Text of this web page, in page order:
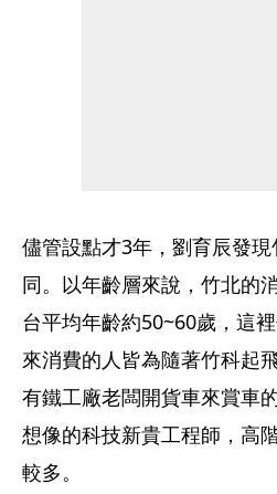
儘管設點才3年，劉育辰發
同。以年齡層來說，竹北的
台平均年齡約50~60歲，這
來消費的人皆為隨著竹科起
有鐵工廠老闆開貨車來賞車
想像的科技新貴工程師，高
較多。